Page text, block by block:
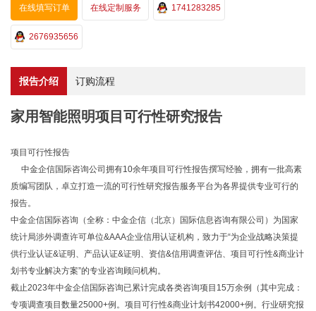
在线填写订单 在线定制服务 1741283285
2676935656
报告介绍 订购流程
家用智能照明项目可行性研究报告
项目可行性报告
中金企信国际咨询公司拥有10余年项目可行性报告撰写经验，拥有一批高素
质编写团队，卓立打造一流的可行性研究报告服务平台为各界提供专业可行的
报告。
中金企信国际咨询（全称：中金企信（北京）国际信息咨询有限公司）为国家
统计局涉外调查许可单位&AAA企业信用认证机构，致力于“为企业战略决策提
供行业认证&证明、产品认证&证明、资信&信用调查评估、项目可行性&商业计
划书专业解决方案”的专业咨询顾问机构。
截止2023年中金企信国际咨询已累计完成各类咨询项目15万余例（其中完成：
专项调查项目数量25000+例。项目可行性&商业计划书42000+例。行业研究报